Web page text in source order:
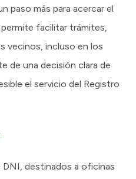
paso más para acercar el
facilitar trámites,
vecinos, incluso en los
de una decisión clara de
el servicio del Registro
destinados a oficinas